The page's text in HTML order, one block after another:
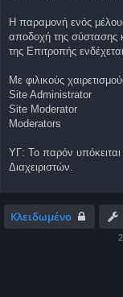
Η παραμονή ενός
αποδοχή της
της Επιτροπής
Με φιλικούς
Site Administrator
Site Moderator
Moderators
ΥΓ: Το παρόν υπόκειται
Διαχειριστών.
Κλειδωμένο